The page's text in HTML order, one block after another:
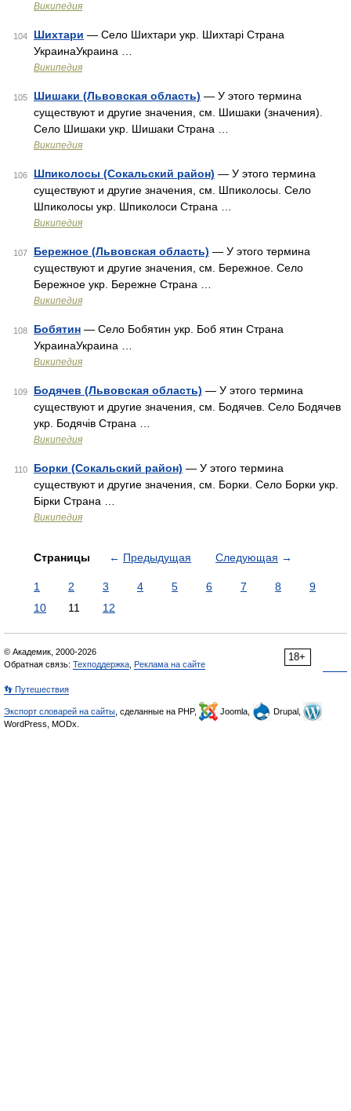
Википедия
104 Шихтари — Село Шихтари укр. Шихтарі Страна
УкраинаУкраина …
Википедия
105 Шишаки (Львовская область) — У этого термина
существуют и другие значения, см. Шишаки (значения).
Село Шишаки укр. Шишаки Страна …
Википедия
106 Шпиколосы (Сокальский район) — У этого термина
существуют и другие значения, см. Шпиколосы. Село
Шпиколосы укр. Шпиколоси Страна …
Википедия
107 Бережное (Львовская область) — У этого термина
существуют и другие значения, см. Бережное. Село
Бережное укр. Бережне Страна …
Википедия
108 Бобятин — Село Бобятин укр. Боб ятин Страна
УкраинаУкраина …
Википедия
109 Бодячев (Львовская область) — У этого термина
существуют и другие значения, см. Бодячев. Село Бодячев
укр. Бодячів Страна …
Википедия
110 Борки (Сокальский район) — У этого термина
существуют и другие значения, см. Борки. Село Борки укр.
Бірки Страна …
Википедия
Страницы ← Предыдущая Следующая →
1 2 3 4 5 6 7 8
9
10
11 12
18+
© Академик, 2000-2026
Обратная связь: Техподдержка Реклама на сайте
👣 Путешествия
Экспорт словарей на сайты , сделанные на PHP, Joomla,
Drupal,
WordPress, MODx.